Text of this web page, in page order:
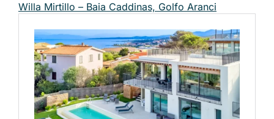
Willa Mirtillo – Baia Caddinas, Golfo Aranci